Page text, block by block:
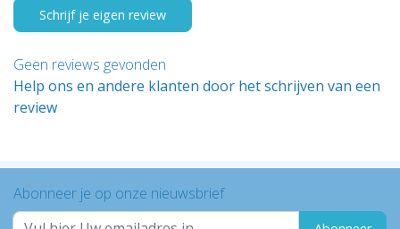
Schrijf je eigen review
Geen reviews gevonden
Help ons en andere klanten door het schrijven van een
review
Abonneer je op onze nieuwsbrief